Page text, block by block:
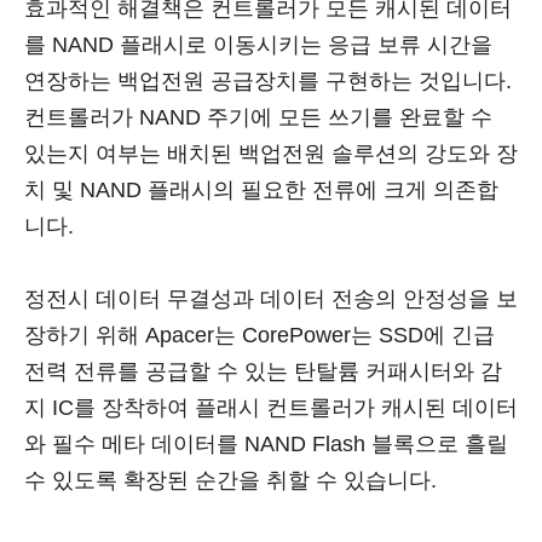
효과적인 해결책은 컨트롤러가 모든 캐시된 데이터
를 NAND 플래시로 이동시키는 응급 보류 시간을
연장하는 백업전원 공급장치를 구현하는 것입니다.
컨트롤러가 NAND 주기에 모든 쓰기를 완료할 수
있는지 여부는 배치된 백업전원 솔루션의 강도와 장
치 및 NAND 플래시의 필요한 전류에 크게 의존합
니다.
정전시 데이터 무결성과 데이터 전송의 안정성을 보
장하기 위해 Apacer는 CorePower는 SSD에 긴급
전력 전류를 공급할 수 있는 탄탈륨 커패시터와 감
지 IC를 장착하여 플래시 컨트롤러가 캐시된 데이터
와 필수 메타 데이터를 NAND Flash 블록으로 흘릴
수 있도록 확장된 순간을 취할 수 있습니다.